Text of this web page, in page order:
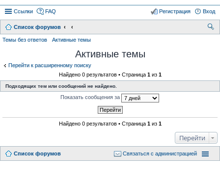
Ссылки FAQ Вход
Регистрация
Список форумов
Темы без ответов Активные темы
Активные темы
Перейти к расширенному поиску
Найдено 0 результатов • Страница 1из 1
Подходящих тем или сообщений не найдено.
Показать сообщения за
Найдено 0 результатов • Страница 1из 1
Перейти
Список форумов Связаться с администрацией